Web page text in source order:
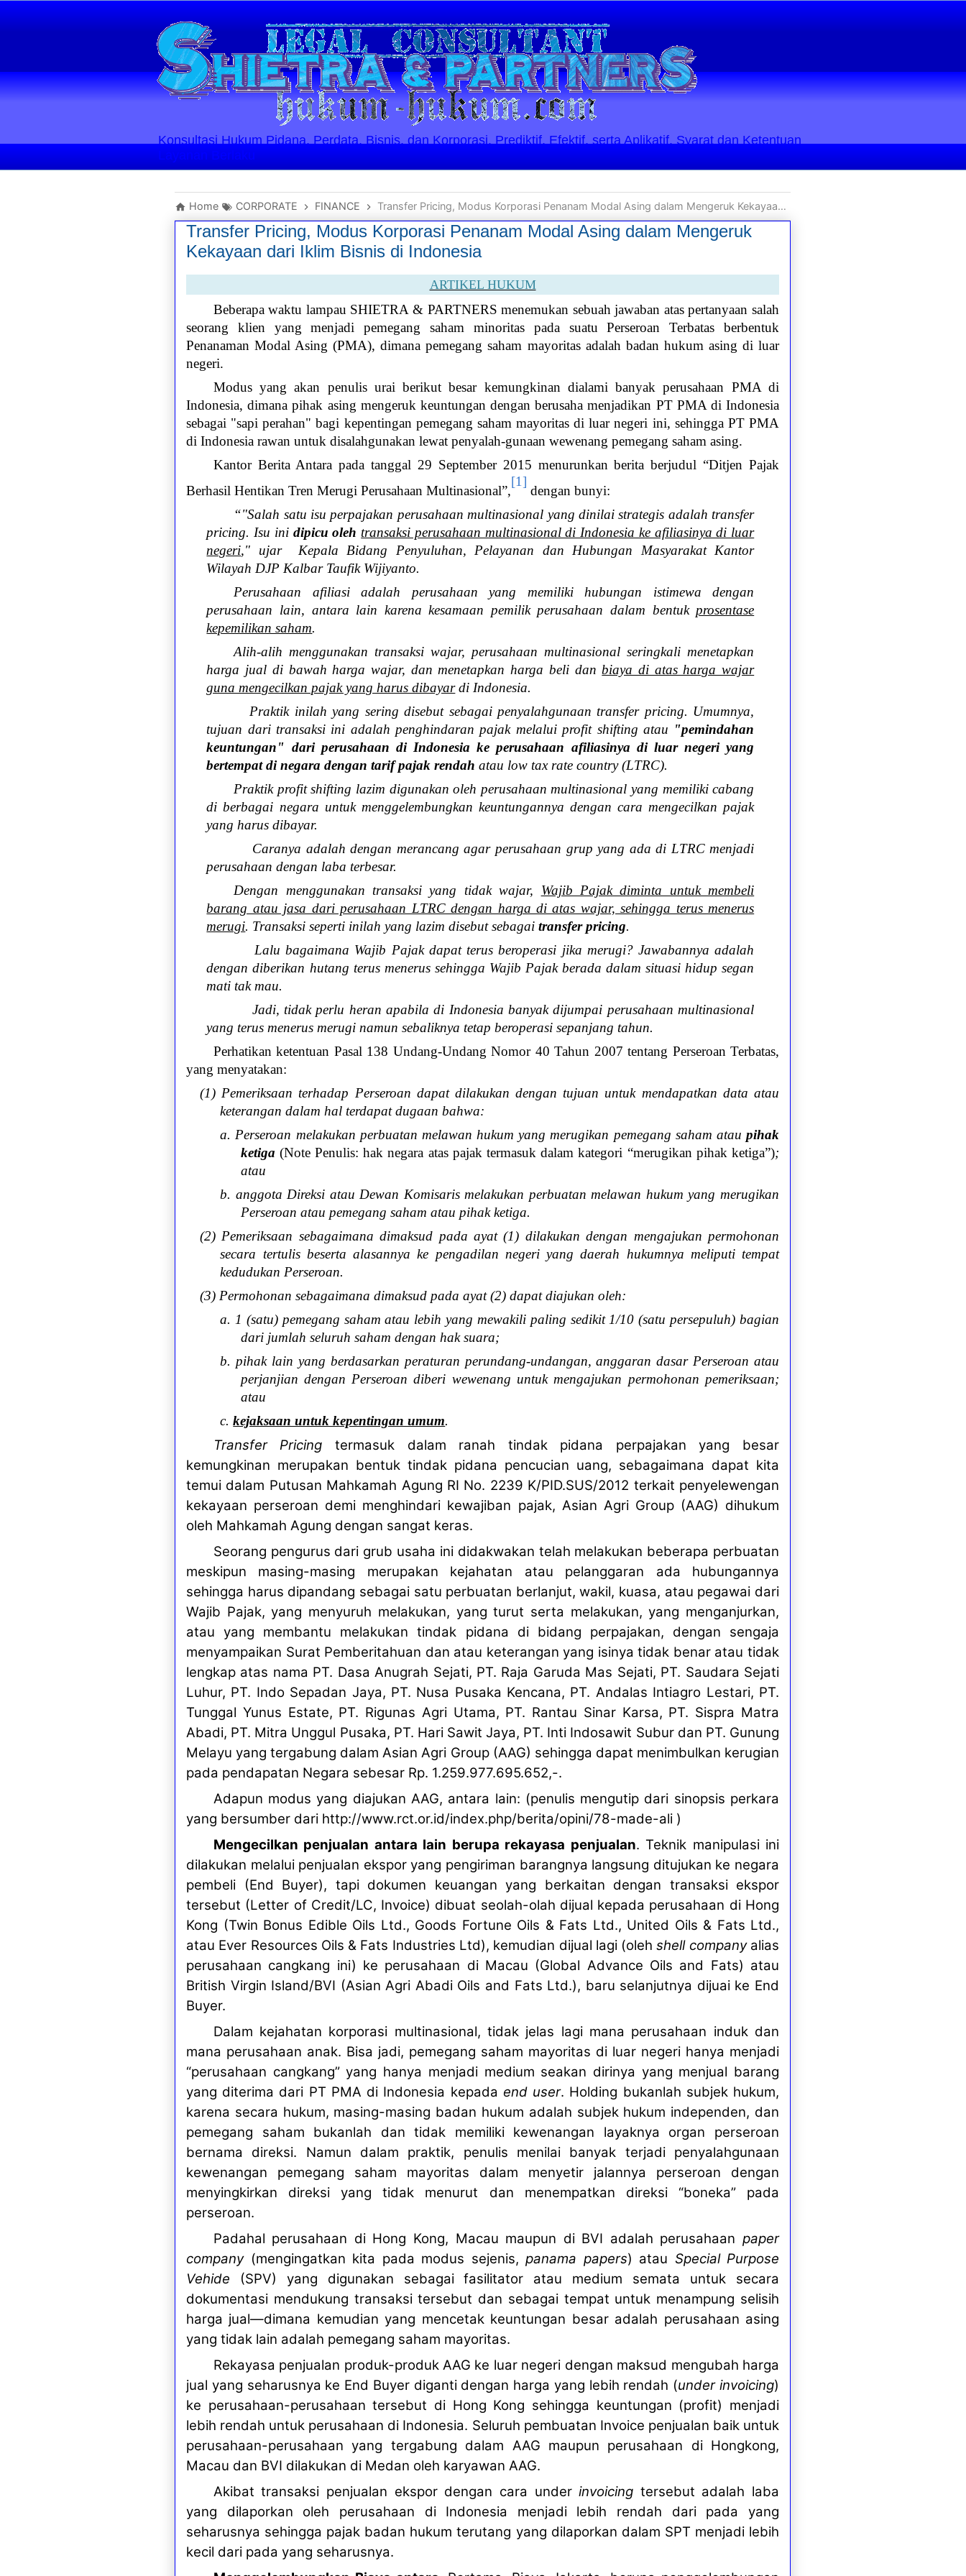
Konsultasi Hukum Pidana, Perdata, Bisnis, dan Korporasi. Prediktif, Efektif, serta Aplikatif. Syarat dan Ketentuan
Layanan Berlaku
Home CORPORATE FINANCE Transfer Pricing, Modus Korporasi Penanam Modal Asing dalam Mengeruk Kekayaan dari Iklim Bisnis di Indonesia
Transfer Pricing, Modus Korporasi Penanam Modal Asing dalam Mengeruk
Kekayaan dari Iklim Bisnis di Indonesia
ARTIKEL HUKUM
Beberapa waktu lampau SHIETRA & PARTNERS menemukan sebuah jawaban atas pertanyaan salah
seorang klien yang menjadi pemegang saham minoritas pada suatu Perseroan Terbatas berbentuk
Penanaman Modal Asing (PMA), dimana pemegang saham mayoritas adalah badan hukum asing di luar
negeri.
Modus yang akan penulis urai berikut besar kemungkinan dialami banyak perusahaan PMA di
Indonesia, dimana pihak asing mengeruk keuntungan dengan berusaha menjadikan PT PMA di Indonesia
sebagai "sapi perahan" bagi kepentingan pemegang saham mayoritas di luar negeri ini, sehingga PT PMA
di Indonesia rawan untuk disalahgunakan lewat penyalah-gunaan wewenang pemegang saham asing.
Kantor Berita Antara pada tanggal 29 September 2015 menurunkan berita berjudul “Ditjen Pajak
Berhasil Hentikan Tren Merugi Perusahaan Multinasional”,
[1]
dengan bunyi:
“"Salah satu isu perpajakan perusahaan multinasional yang dinilai strategis adalah transfer
pricing. Isu ini dipicu oleh transaksi perusahaan multinasional di Indonesia ke afiliasinya di luar
negeri," ujar Kepala Bidang Penyuluhan, Pelayanan dan Hubungan Masyarakat Kantor
Wilayah DJP Kalbar Taufik Wijiyanto.
Perusahaan afiliasi adalah perusahaan yang memiliki hubungan istimewa dengan
perusahaan lain, antara lain karena kesamaan pemilik perusahaan dalam bentukprosentase
kepemilikan saham.
Alih-alih menggunakan transaksi wajar, perusahaan multinasional seringkali menetapkan
harga jual di bawah harga wajar, dan menetapkan harga beli danbiaya di atas harga wajar
guna mengecilkan pajak yang harus dibayardi Indonesia.
Praktik inilah yang sering disebut sebagai penyalahgunaan transfer pricing. Umumnya,
tujuan dari transaksi ini adalah penghindaran pajak melalui profit shifting atau "pemindahan
keuntungan" dari perusahaan di Indonesia ke perusahaan afiliasinya di luar negeri yang
bertempat di negara dengan tarif pajak rendah atau low tax rate country (LTRC).
Praktik profit shifting lazim digunakan oleh perusahaan multinasional yang memiliki cabang
di berbagai negara untuk menggelembungkan keuntungannya dengan cara mengecilkan pajak
yang harus dibayar.
Caranya adalah dengan merancang agar perusahaan grup yang ada di LTRC menjadi
perusahaan dengan laba terbesar.
Dengan menggunakan transaksi yang tidak wajar, Wajib Pajak diminta untuk membeli
barang atau jasa dari perusahaan LTRC dengan harga di atas wajar, sehingga terus menerus
merugi. Transaksi seperti inilah yang lazim disebut sebagaitransfer pricing.
Lalu bagaimana Wajib Pajak dapat terus beroperasi jika merugi? Jawabannya adalah
dengan diberikan hutang terus menerus sehingga Wajib Pajak berada dalam situasi hidup segan
mati tak mau.
Jadi, tidak perlu heran apabila di Indonesia banyak dijumpai perusahaan multinasional
yang terus menerus merugi namun sebaliknya tetap beroperasi sepanjang tahun.
Perhatikan ketentuan Pasal 138 Undang-Undang Nomor 40 Tahun 2007 tentang Perseroan Terbatas,
yang menyatakan:
(1) Pemeriksaan terhadap Perseroan dapat dilakukan dengan tujuan untuk mendapatkan data atau
keterangan dalam hal terdapat dugaan bahwa:
a. Perseroan melakukan perbuatan melawan hukum yang merugikan pemegang saham atau pihak
ketiga (Note Penulis: hak negara atas pajak termasuk dalam kategori “merugikan pihak ketiga”);
atau
b. anggota Direksi atau Dewan Komisaris melakukan perbuatan melawan hukum yang merugikan
Perseroan atau pemegang saham atau pihak ketiga.
(2) Pemeriksaan sebagaimana dimaksud pada ayat (1) dilakukan dengan mengajukan permohonan
secara tertulis beserta alasannya ke pengadilan negeri yang daerah hukumnya meliputi tempat
kedudukan Perseroan.
(3) Permohonan sebagaimana dimaksud pada ayat (2) dapat diajukan oleh:
a. 1 (satu) pemegang saham atau lebih yang mewakili paling sedikit 1/10 (satu persepuluh) bagian
dari jumlah seluruh saham dengan hak suara;
b. pihak lain yang berdasarkan peraturan perundang-undangan, anggaran dasar Perseroan atau
perjanjian dengan Perseroan diberi wewenang untuk mengajukan permohonan pemeriksaan;
atau
c.kejaksaan untuk kepentingan umum.
Transfer Pricing termasuk dalam ranah tindak pidana perpajakan yang besar
kemungkinan merupakan bentuk tindak pidana pencucian uang, sebagaimana dapat kita
temui dalam Putusan Mahkamah Agung RI No. 2239 K/PID.SUS/2012 terkait penyelewengan
kekayaan perseroan demi menghindari kewajiban pajak, Asian Agri Group (AAG) dihukum
oleh Mahkamah Agung dengan sangat keras.
Seorang pengurus dari grub usaha ini didakwakan telah melakukan beberapa perbuatan
meskipun masing-masing merupakan kejahatan atau pelanggaran ada hubungannya
sehingga harus dipandang sebagai satu perbuatan berlanjut, wakil, kuasa, atau pegawai dari
Wajib Pajak, yang menyuruh melakukan, yang turut serta melakukan, yang menganjurkan,
atau yang membantu melakukan tindak pidana di bidang perpajakan, dengan sengaja
menyampaikan Surat Pemberitahuan dan atau keterangan yang isinya tidak benar atau tidak
lengkap atas nama PT. Dasa Anugrah Sejati, PT. Raja Garuda Mas Sejati, PT. Saudara Sejati
Luhur, PT. Indo Sepadan Jaya, PT. Nusa Pusaka Kencana, PT. Andalas Intiagro Lestari, PT.
Tunggal Yunus Estate, PT. Rigunas Agri Utama, PT. Rantau Sinar Karsa, PT. Sispra Matra
Abadi, PT. Mitra Unggul Pusaka, PT. Hari Sawit Jaya, PT. Inti Indosawit Subur dan PT. Gunung
Melayu yang tergabung dalam Asian Agri Group (AAG) sehingga dapat menimbulkan kerugian
pada pendapatan Negara sebesar Rp. 1.259.977.695.652,-.
Adapun modus yang diajukan AAG, antara lain: (penulis mengutip dari sinopsis perkara
yang bersumber dari http://www.rct.or.id/index.php/berita/opini/78-made-ali )
Mengecilkan penjualan antara lain berupa rekayasa penjualan. Teknik manipulasi ini
dilakukan melalui penjualan ekspor yang pengiriman barangnya langsung ditujukan ke negara
pembeli (End Buyer), tapi dokumen keuangan yang berkaitan dengan transaksi ekspor
tersebut (Letter of Credit/LC, Invoice) dibuat seolah-olah dijual kepada perusahaan di Hong
Kong (Twin Bonus Edible Oils Ltd., Goods Fortune Oils & Fats Ltd., United Oils & Fats Ltd.,
atau Ever Resources Oils & Fats Industries Ltd), kemudian dijual lagi (olehshell company alias
perusahaan cangkang ini) ke perusahaan di Macau (Global Advance Oils and Fats) atau
British Virgin Island/BVI (Asian Agri Abadi Oils and Fats Ltd.), baru selanjutnya dijuai ke End
Buyer.
Dalam kejahatan korporasi multinasional, tidak jelas lagi mana perusahaan induk dan
mana perusahaan anak. Bisa jadi, pemegang saham mayoritas di luar negeri hanya menjadi
“perusahaan cangkang”yang hanya menjadi medium seakan dirinya yang menjual barang
yang diterima dari PT PMA di Indonesia kepada end user. Holding bukanlah subjek hukum,
karena secara hukum, masing-masing badan hukum adalah subjek hukum independen, dan
pemegang saham bukanlah dan tidak memiliki kewenangan layaknya organ perseroan
bernama direksi. Namun dalam praktik, penulis menilai banyak terjadi penyalahgunaan
kewenangan pemegang saham mayoritas dalam menyetir jalannya perseroan dengan
menyingkirkan direksi yang tidak menurut dan menempatkan direksi “boneka”pada
perseroan.
Padahal perusahaan di Hong Kong, Macau maupun di BVI adalah perusahaan paper
company(mengingatkan kita pada modus sejenis, panama papers) atau Special Purpose
Vehide (SPV) yang digunakan sebagai fasilitator atau medium semata untuk secara
dokumentasi mendukung transaksi tersebut dan sebagai tempat untuk menampung selisih
harga jual—dimana kemudian yang mencetak keuntungan besar adalah perusahaan asing
yang tidak lain adalah pemegang saham mayoritas.
Rekayasa penjualan produk-produk AAG ke luar negeri dengan maksud mengubah harga
jual yang seharusnya ke End Buyer diganti dengan harga yang lebih rendah (under invoicing)
ke perusahaan-perusahaan tersebut di Hong Kong sehingga keuntungan (profit) menjadi
lebih rendah untuk perusahaan di Indonesia. Seluruh pembuatan Invoice penjualan baik untuk
perusahaan-perusahaan yang tergabung dalam AAG maupun perusahaan di Hongkong,
Macau dan BVI dilakukan di Medan oleh karyawan AAG.
Akibat transaksi penjualan ekspor dengan cara underinvoicing tersebut adalah laba
yang dilaporkan oleh perusahaan di Indonesia menjadi lebih rendah dari pada yang
seharusnya sehingga pajak badan hukum terutang yang dilaporkan dalam SPT menjadi lebih
kecil dari pada yang seharusnya.